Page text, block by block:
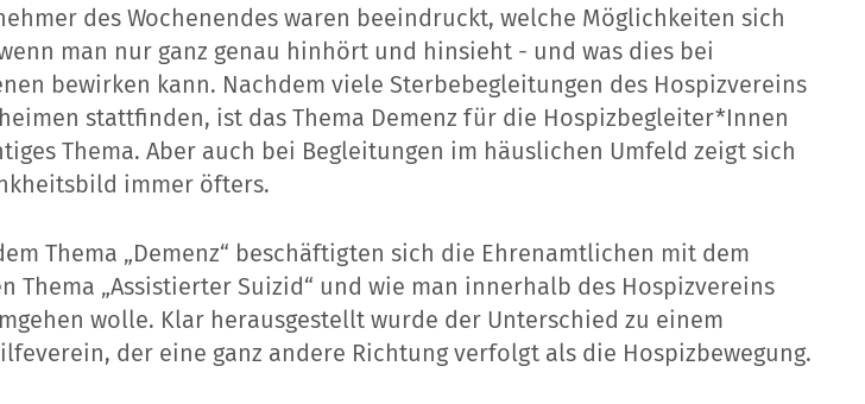
des Wochenendes waren beeindruckt, welche Möglichkeiten sich
man nur ganz genau hinhört und hinsieht - und was dies bei
bewirken kann. Nachdem viele Sterbebegleitungen des Hospizvereins
stattfinden, ist das Thema Demenz für die Hospizbegleiter*Innen
Thema. Aber auch bei Begleitungen im häuslichen Umfeld zeigt sich
immer öfters.
Thema „Demenz“ beschäftigten sich die Ehrenamtlichen mit dem
Thema „Assistierter Suizid“ und wie man innerhalb des Hospizvereins
wolle. Klar herausgestellt wurde der Unterschied zu einem
der eine ganz andere Richtung verfolgt als die Hospizbewegung.